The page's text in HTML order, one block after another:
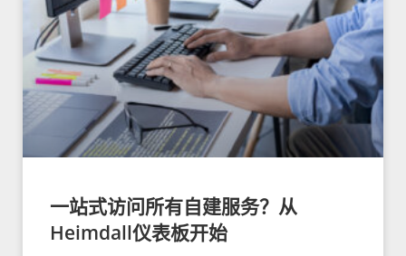
一站式访问所有自建服务？从
Heimdall仪表板开始